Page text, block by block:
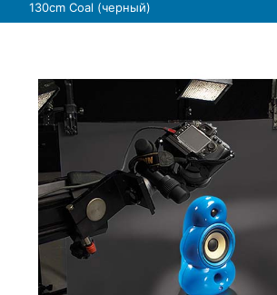
130cm Coal (черный)